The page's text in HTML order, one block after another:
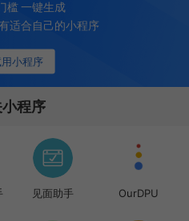
小程序
槛 一键生成
适合自己的小程序
程序
见面助手 OurDPU